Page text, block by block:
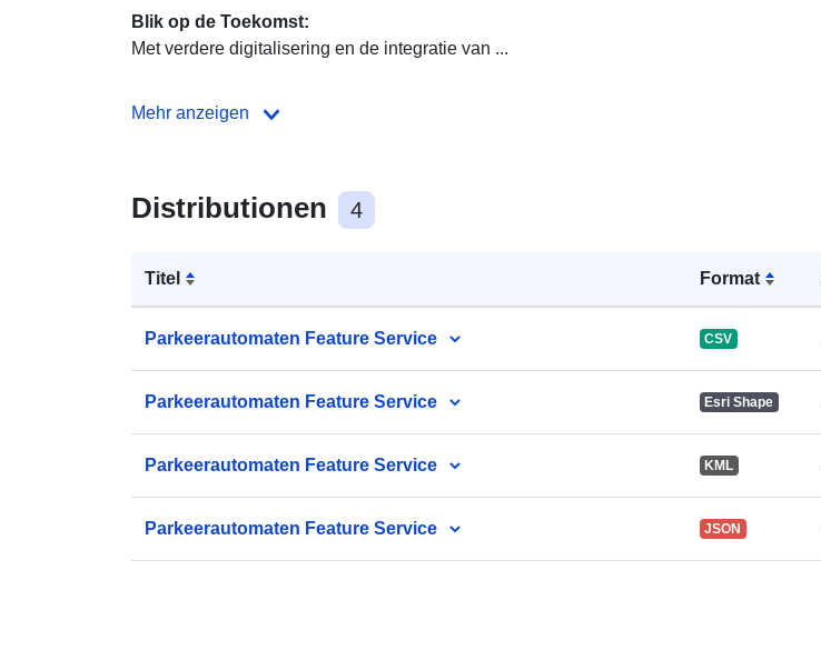
Blik op de Toekomst:
Met verdere digitalisering en de integratie van ...
Mehr anzeigen
Distributionen 4
Titel Format
Parkeerautomaten Feature Service CSV
Parkeerautomaten Feature Service Esri Shape
Parkeerautomaten Feature Service KML
Parkeerautomaten Feature Service JSON